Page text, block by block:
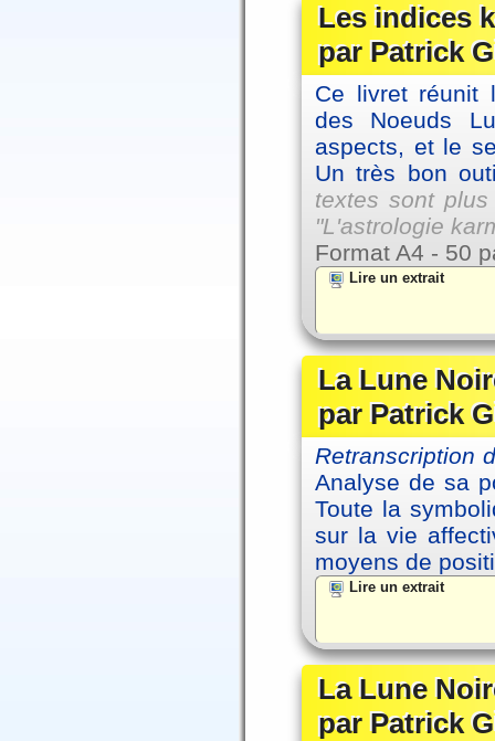
Les indices
par Patrick
Ce livret réunit
des Noeuds
aspects, et le
Un très bon
textes sont
"L'astrologie
Format A4 - 50
Lire un extrait
La Lune
par Patrick
Retranscription
Analyse de sa
Toute la
sur la vie
moyens de
Lire un extrait
La Lune
par Patrick